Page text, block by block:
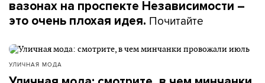
вазонах на проспекте Независимости –
это очень плохая идея. Почитайте
УЛИЧНАЯ МОДА